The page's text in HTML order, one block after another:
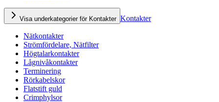
Visa underkategorier för Kontakter Kontakter
Nätkontakter
Strömfördelare, Nätfilter
Högtalarkontakter
Lågnivåkontakter
Terminering
Rörkabelskor
Flatstift guld
Crimphylsor